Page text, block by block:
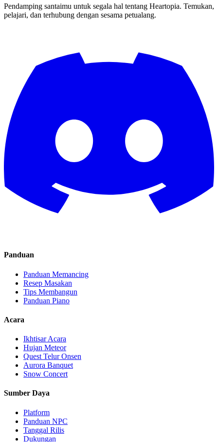
Pendamping santaimu untuk segala hal tentang Heartopia. Temukan,
pelajari, dan terhubung dengan sesama petualang.
Panduan
Panduan Memancing
Resep Masakan
Tips Membangun
Panduan Piano
Acara
Ikhtisar Acara
Hujan Meteor
Quest Telur Onsen
Aurora Banquet
Snow Concert
Sumber Daya
Platform
Panduan NPC
Tanggal Rilis
Dukungan